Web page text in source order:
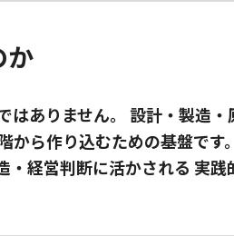
か
ありません。 設計・製造
から作り込むための基盤で
・経営判断に活かされる 実践